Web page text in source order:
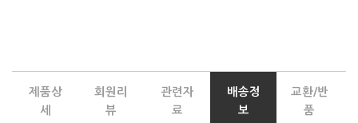
제품상
세
회원리
뷰
관련자
료
배송정
보
교환/반
품